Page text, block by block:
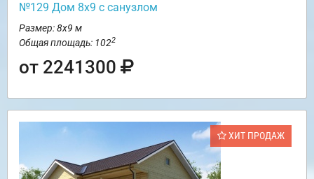
№129 Дом 8х9 с санузлом
Размер: 8х9 м
Общая площадь: 1022
от 2241300
ХИТ ПРОДАЖ